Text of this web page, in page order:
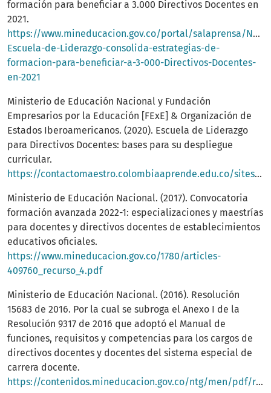
formación para beneficiar a 3.000 Directivos Docentes en
2021.
https://www.mineducacion.gov.co/portal/salaprensa/
Escuela-de-Liderazgo-consolida-estrategias-de-
formacion-para-beneficiar-a-3-000-Directivos-Docentes-
en-2021
Ministerio de Educación Nacional y Fundación
Empresarios por la Educación [FExE] & Organización de
Estados Iberoamericanos. (2020). Escuela de Liderazgo
para Directivos Docentes: bases para su despliegue
curricular.
https://contactomaestro.colombiaaprende.edu.co/sites/default/files/maestrospublic/descargables_block/Escuela%20de%20Liderazgo%202020.pdf
Ministerio de Educación Nacional. (2017). Convocatoria
formación avanzada 2022-1: especializaciones y maestrías
para docentes y directivos docentes de establecimientos
educativos oficiales.
https://www.mineducacion.gov.co/1780/articles-
409760_recurso_4.pdf
Ministerio de Educación Nacional. (2016). Resolución
15683 de 2016. Por la cual se subroga el Anexo I de la
Resolución 9317 de 2016 que adoptó el Manual de
funciones, requisitos y competencias para los cargos de
directivos docentes y docentes del sistema especial de
carrera docente.
https://contenidos.mineducacion.gov.co/ntg/men/pdf/resolucion_15683.PDF